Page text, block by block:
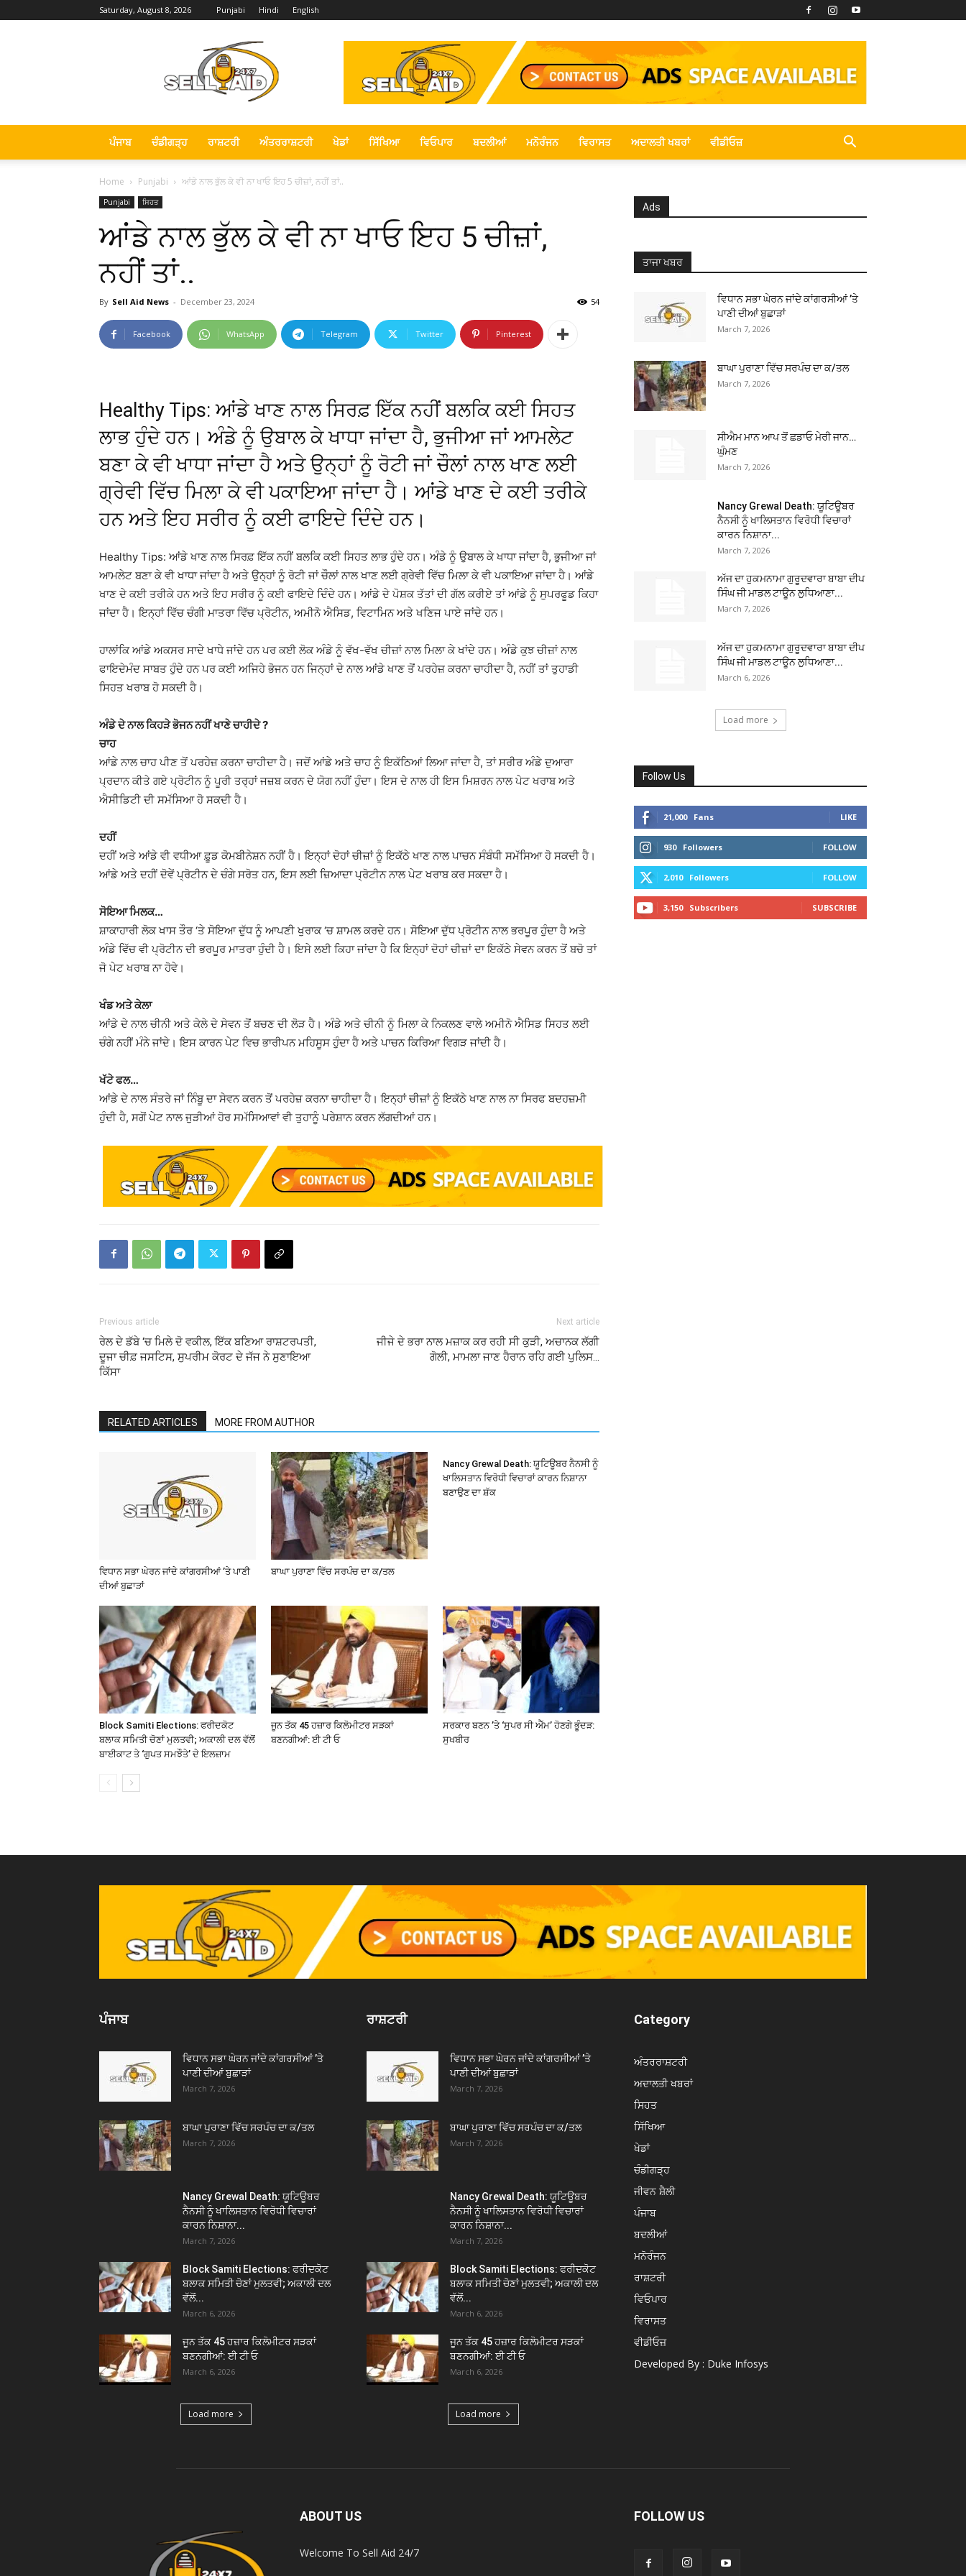
Saturday, August 8, 2026 Punjabi Hindi English
Sell
Aid
News
ਪੰਜਾਬ ਚੰਡੀਗੜ੍ਹ ਰਾਸ਼ਟਰੀ ਅੰਤਰਰਾਸ਼ਟਰੀ ਖੇਡਾਂ ਸਿੱਖਿਆ ਵਿਓਪਾਰ ਬਦਲੀਆਂ ਮਨੋਰੰਜਨ ਵਿਰਾਸਤ ਅਦਾਲਤੀ ਖਬਰਾਂ ਵੀਡੀਓਜ਼
Home Punjabi ਆਂਡੇ ਨਾਲ ਭੁੱਲ ਕੇ ਵੀ ਨਾ ਖਾਓ ਇਹ 5 ਚੀਜ਼ਾਂ, ਨਹੀਂ ਤਾਂ..
Punjabi ਸਿਹਤ
ਆਂਡੇ ਨਾਲ ਭੁੱਲ ਕੇ ਵੀ ਨਾ ਖਾਓ ਇਹ 5 ਚੀਜ਼ਾਂ,
ਨਹੀਂ ਤਾਂ..
By Sell Aid News - December 23, 2024 54
Facebook WhatsApp Telegram Twitter Pinterest
Healthy Tips: ਆਂਡੇ ਖਾਣ ਨਾਲ ਸਿਰਫ਼ ਇੱਕ ਨਹੀਂ ਬਲਕਿ ਕਈ ਸਿਹਤ
ਲਾਭ ਹੁੰਦੇ ਹਨ। ਅੰਡੇ ਨੂੰ ਉਬਾਲ ਕੇ ਖਾਧਾ ਜਾਂਦਾ ਹੈ, ਭੁਜੀਆ ਜਾਂ ਆਮਲੇਟ
ਬਣਾ ਕੇ ਵੀ ਖਾਧਾ ਜਾਂਦਾ ਹੈ ਅਤੇ ਉਨ੍ਹਾਂ ਨੂੰ ਰੋਟੀ ਜਾਂ ਚੌਲਾਂ ਨਾਲ ਖਾਣ ਲਈ
ਗ੍ਰੇਵੀ ਵਿੱਚ ਮਿਲਾ ਕੇ ਵੀ ਪਕਾਇਆ ਜਾਂਦਾ ਹੈ। ਆਂਡੇ ਖਾਣ ਦੇ ਕਈ ਤਰੀਕੇ
ਹਨ ਅਤੇ ਇਹ ਸਰੀਰ ਨੂੰ ਕਈ ਫਾਇਦੇ ਦਿੰਦੇ ਹਨ।
Healthy Tips: ਆਂਡੇ ਖਾਣ ਨਾਲ ਸਿਰਫ਼ ਇੱਕ ਨਹੀਂ ਬਲਕਿ ਕਈ ਸਿਹਤ ਲਾਭ ਹੁੰਦੇ ਹਨ। ਅੰਡੇ ਨੂੰ ਉਬਾਲ ਕੇ ਖਾਧਾ ਜਾਂਦਾ ਹੈ, ਭੁਜੀਆ ਜਾਂ
ਆਮਲੇਟ ਬਣਾ ਕੇ ਵੀ ਖਾਧਾ ਜਾਂਦਾ ਹੈ ਅਤੇ ਉਨ੍ਹਾਂ ਨੂੰ ਰੋਟੀ ਜਾਂ ਚੌਲਾਂ ਨਾਲ ਖਾਣ ਲਈ ਗ੍ਰੇਵੀ ਵਿੱਚ ਮਿਲਾ ਕੇ ਵੀ ਪਕਾਇਆ ਜਾਂਦਾ ਹੈ। ਆਂਡੇ
ਖਾਣ ਦੇ ਕਈ ਤਰੀਕੇ ਹਨ ਅਤੇ ਇਹ ਸਰੀਰ ਨੂੰ ਕਈ ਫਾਇਦੇ ਦਿੰਦੇ ਹਨ। ਆਂਡੇ ਦੇ ਪੋਸ਼ਕ ਤੱਤਾਂ ਦੀ ਗੱਲ ਕਰੀਏ ਤਾਂ ਆਂਡੇ ਨੂੰ ਸੁਪਰਫੂਡ ਕਿਹਾ
ਜਾਂਦਾ ਹੈ। ਇਨ੍ਹਾਂ ਵਿੱਚ ਚੰਗੀ ਮਾਤਰਾ ਵਿੱਚ ਪ੍ਰੋਟੀਨ, ਅਮੀਨੋ ਐਸਿਡ, ਵਿਟਾਮਿਨ ਅਤੇ ਖਣਿਜ ਪਾਏ ਜਾਂਦੇ ਹਨ।
ਹਾਲਾਂਕਿ ਆਂਡੇ ਅਕਸਰ ਸਾਦੇ ਖਾਧੇ ਜਾਂਦੇ ਹਨ ਪਰ ਕਈ ਲੋਕ ਅੰਡੇ ਨੂੰ ਵੱਖ-ਵੱਖ ਚੀਜ਼ਾਂ ਨਾਲ ਮਿਲਾ ਕੇ ਖਾਂਦੇ ਹਨ। ਅੰਡੇ ਕੁਝ ਚੀਜ਼ਾਂ ਨਾਲ
ਫਾਇਦੇਮੰਦ ਸਾਬਤ ਹੁੰਦੇ ਹਨ ਪਰ ਕਈ ਅਜਿਹੇ ਭੋਜਨ ਹਨ ਜਿਨ੍ਹਾਂ ਦੇ ਨਾਲ ਆਂਡੇ ਖਾਣ ਤੋਂ ਪਰਹੇਜ਼ ਕਰਨਾ ਚਾਹੀਦਾ ਹੈ, ਨਹੀਂ ਤਾਂ ਤੁਹਾਡੀ
ਸਿਹਤ ਖਰਾਬ ਹੋ ਸਕਦੀ ਹੈ।
ਅੰਡੇ ਦੇ ਨਾਲ ਕਿਹੜੇ ਭੋਜਨ ਨਹੀਂ ਖਾਣੇ ਚਾਹੀਦੇ ?
ਚਾਹ
ਆਂਡੇ ਨਾਲ ਚਾਹ ਪੀਣ ਤੋਂ ਪਰਹੇਜ਼ ਕਰਨਾ ਚਾਹੀਦਾ ਹੈ। ਜਦੋਂ ਆਂਡੇ ਅਤੇ ਚਾਹ ਨੂੰ ਇਕੱਠਿਆਂ ਲਿਆ ਜਾਂਦਾ ਹੈ, ਤਾਂ ਸਰੀਰ ਅੰਡੇ ਦੁਆਰਾ
ਪ੍ਰਦਾਨ ਕੀਤੇ ਗਏ ਪ੍ਰੋਟੀਨ ਨੂੰ ਪੂਰੀ ਤਰ੍ਹਾਂ ਜਜ਼ਬ ਕਰਨ ਦੇ ਯੋਗ ਨਹੀਂ ਹੁੰਦਾ। ਇਸ ਦੇ ਨਾਲ ਹੀ ਇਸ ਮਿਸ਼ਰਨ ਨਾਲ ਪੇਟ ਖਰਾਬ ਅਤੇ
ਐਸੀਡਿਟੀ ਦੀ ਸਮੱਸਿਆ ਹੋ ਸਕਦੀ ਹੈ।
ਦਹੀਂ
ਦਹੀਂ ਅਤੇ ਆਂਡੇ ਵੀ ਵਧੀਆ ਫ਼ੂਡ ਕੋਮਬੀਨੇਸ਼ਨ ਨਹੀਂ ਹੈ। ਇਨ੍ਹਾਂ ਦੋਹਾਂ ਚੀਜ਼ਾਂ ਨੂੰ ਇਕੱਠੇ ਖਾਣ ਨਾਲ ਪਾਚਨ ਸੰਬੰਧੀ ਸਮੱਸਿਆ ਹੋ ਸਕਦੀ ਹੈ।
ਆਂਡੇ ਅਤੇ ਦਹੀਂ ਦੋਵੇਂ ਪ੍ਰੋਟੀਨ ਦੇ ਚੰਗੇ ਸਰੋਤ ਹਨ, ਇਸ ਲਈ ਜ਼ਿਆਦਾ ਪ੍ਰੋਟੀਨ ਨਾਲ ਪੇਟ ਖਰਾਬ ਕਰ ਸਕਦਾ ਹੈ।
ਸੋਇਆ ਮਿਲਕ…
ਸ਼ਾਕਾਹਾਰੀ ਲੋਕ ਖਾਸ ਤੌਰ ‘ਤੇ ਸੋਇਆ ਦੁੱਧ ਨੂੰ ਆਪਣੀ ਖੁਰਾਕ ‘ਚ ਸ਼ਾਮਲ ਕਰਦੇ ਹਨ। ਸੋਇਆ ਦੁੱਧ ਪ੍ਰੋਟੀਨ ਨਾਲ ਭਰਪੂਰ ਹੁੰਦਾ ਹੈ ਅਤੇ
ਅੰਡੇ ਵਿੱਚ ਵੀ ਪ੍ਰੋਟੀਨ ਦੀ ਭਰਪੂਰ ਮਾਤਰਾ ਹੁੰਦੀ ਹੈ। ਇਸੇ ਲਈ ਕਿਹਾ ਜਾਂਦਾ ਹੈ ਕਿ ਇਨ੍ਹਾਂ ਦੋਹਾਂ ਚੀਜ਼ਾਂ ਦਾ ਇਕੱਠੇ ਸੇਵਨ ਕਰਨ ਤੋਂ ਬਚੋ ਤਾਂ
ਜੋ ਪੇਟ ਖਰਾਬ ਨਾ ਹੋਵੇ।
ਖੰਡ ਅਤੇ ਕੇਲਾ
ਆਂਡੇ ਦੇ ਨਾਲ ਚੀਨੀ ਅਤੇ ਕੇਲੇ ਦੇ ਸੇਵਨ ਤੋਂ ਬਚਣ ਦੀ ਲੋੜ ਹੈ। ਅੰਡੇ ਅਤੇ ਚੀਨੀ ਨੂੰ ਮਿਲਾ ਕੇ ਨਿਕਲਣ ਵਾਲੇ ਅਮੀਨੋ ਐਸਿਡ ਸਿਹਤ ਲਈ
ਚੰਗੇ ਨਹੀਂ ਮੰਨੇ ਜਾਂਦੇ। ਇਸ ਕਾਰਨ ਪੇਟ ਵਿਚ ਭਾਰੀਪਨ ਮਹਿਸੂਸ ਹੁੰਦਾ ਹੈ ਅਤੇ ਪਾਚਨ ਕਿਰਿਆ ਵਿਗੜ ਜਾਂਦੀ ਹੈ।
ਖੱਟੇ ਫਲ…
ਆਂਡੇ ਦੇ ਨਾਲ ਸੰਤਰੇ ਜਾਂ ਨਿੰਬੂ ਦਾ ਸੇਵਨ ਕਰਨ ਤੋਂ ਪਰਹੇਜ਼ ਕਰਨਾ ਚਾਹੀਦਾ ਹੈ। ਇਨ੍ਹਾਂ ਚੀਜ਼ਾਂ ਨੂੰ ਇਕੱਠੇ ਖਾਣ ਨਾਲ ਨਾ ਸਿਰਫ ਬਦਹਜ਼ਮੀ
ਹੁੰਦੀ ਹੈ, ਸਗੋਂ ਪੇਟ ਨਾਲ ਜੁੜੀਆਂ ਹੋਰ ਸਮੱਸਿਆਵਾਂ ਵੀ ਤੁਹਾਨੂੰ ਪਰੇਸ਼ਾਨ ਕਰਨ ਲੱਗਦੀਆਂ ਹਨ।
Previous article
ਰੇਲ ਦੇ ਡੱਬੇ ‘ਚ ਮਿਲੇ ਦੋ ਵਕੀਲ, ਇੱਕ ਬਣਿਆ ਰਾਸ਼ਟਰਪਤੀ,
ਦੂਜਾ ਚੀਫ਼ ਜਸਟਿਸ, ਸੁਪਰੀਮ ਕੋਰਟ ਦੇ ਜੱਜ ਨੇ ਸੁਣਾਇਆ
ਕਿੱਸਾ
Next article
ਜੀਜੇ ਦੇ ਭਰਾ ਨਾਲ ਮਜ਼ਾਕ ਕਰ ਰਹੀ ਸੀ ਕੁੜੀ, ਅਚਾਨਕ ਲੱਗੀ
ਗੋਲੀ, ਮਾਮਲਾ ਜਾਣ ਹੈਰਾਨ ਰਹਿ ਗਈ ਪੁਲਿਸ…
RELATED ARTICLES MORE FROM AUTHOR
ਵਿਧਾਨ ਸਭਾ ਘੇਰਨ ਜਾਂਦੇ ਕਾਂਗਰਸੀਆਂ ’ਤੇ ਪਾਣੀ
ਦੀਆਂ ਬੁਛਾੜਾਂ
ਬਾਘਾ ਪੁਰਾਣਾ ਵਿੱਚ ਸਰਪੰਚ ਦਾ ਕ/ਤਲ
Nancy Grewal Death: ਯੂਟਿਊਬਰ ਨੈਨਸੀ ਨੂੰ
ਖਾਲਿਸਤਾਨ ਵਿਰੋਧੀ ਵਿਚਾਰਾਂ ਕਾਰਨ ਨਿਸ਼ਾਨਾ
ਬਣਾਉਣ ਦਾ ਸ਼ੱਕ
Block Samiti Elections: ਫਰੀਦਕੋਟ
ਬਲਾਕ ਸਮਿਤੀ ਚੋਣਾਂ ਮੁਲਤਵੀ; ਅਕਾਲੀ ਦਲ ਵੱਲੋਂ
ਬਾਈਕਾਟ ਤੇ ‘ਗੁਪਤ ਸਮਝੌਤੇ’ ਦੇ ਇਲਜ਼ਾਮ
ਜੂਨ ਤੱਕ 45 ਹਜ਼ਾਰ ਕਿਲੋਮੀਟਰ ਸੜਕਾਂ
ਬਣਨਗੀਆਂ: ਈ ਟੀ ਓ
ਸਰਕਾਰ ਬਣਨ ’ਤੇ ‘ਸੁਪਰ ਸੀ ਐੱਮ’ ਹੋਣਗੇ ਭੂੰਦੜ:
ਸੁਖਬੀਰ
Ads
ਤਾਜਾ ਖਬਰ
ਵਿਧਾਨ ਸਭਾ ਘੇਰਨ ਜਾਂਦੇ ਕਾਂਗਰਸੀਆਂ ’ਤੇ
ਪਾਣੀ ਦੀਆਂ ਬੁਛਾੜਾਂ
March 7, 2026
ਬਾਘਾ ਪੁਰਾਣਾ ਵਿੱਚ ਸਰਪੰਚ ਦਾ ਕ/ਤਲ
March 7, 2026
ਸੀਐਮ ਮਾਨ ਆਪ ਤੋਂ ਛਡਾਓ ਮੇਰੀ ਜਾਨ…
ਘੁੰਮਣ
March 7, 2026
Nancy Grewal Death: ਯੂਟਿਊਬਰ
ਨੈਨਸੀ ਨੂੰ ਖਾਲਿਸਤਾਨ ਵਿਰੋਧੀ ਵਿਚਾਰਾਂ
ਕਾਰਨ ਨਿਸ਼ਾਨਾ...
March 7, 2026
ਅੱਜ ਦਾ ਹੁਕਮਨਾਮਾ ਗੁਰੂਦਵਾਰਾ ਬਾਬਾ ਦੀਪ
ਸਿੰਘ ਜੀ ਮਾਡਲ ਟਾਊਨ ਲੁਧਿਆਣਾ...
March 7, 2026
ਅੱਜ ਦਾ ਹੁਕਮਨਾਮਾ ਗੁਰੂਦਵਾਰਾ ਬਾਬਾ ਦੀਪ
ਸਿੰਘ ਜੀ ਮਾਡਲ ਟਾਊਨ ਲੁਧਿਆਣਾ...
March 6, 2026
Load more
Follow Us
21,000 Fans LIKE
930 Followers FOLLOW
2,010 Followers FOLLOW
3,150 Subscribers SUBSCRIBE
ਪੰਜਾਬ
ਵਿਧਾਨ ਸਭਾ ਘੇਰਨ ਜਾਂਦੇ ਕਾਂਗਰਸੀਆਂ ’ਤੇ
ਪਾਣੀ ਦੀਆਂ ਬੁਛਾੜਾਂ
March 7, 2026
ਬਾਘਾ ਪੁਰਾਣਾ ਵਿੱਚ ਸਰਪੰਚ ਦਾ ਕ/ਤਲ
March 7, 2026
Nancy Grewal Death: ਯੂਟਿਊਬਰ
ਨੈਨਸੀ ਨੂੰ ਖਾਲਿਸਤਾਨ ਵਿਰੋਧੀ ਵਿਚਾਰਾਂ
ਕਾਰਨ ਨਿਸ਼ਾਨਾ...
March 7, 2026
Block Samiti Elections: ਫਰੀਦਕੋਟ
ਬਲਾਕ ਸਮਿਤੀ ਚੋਣਾਂ ਮੁਲਤਵੀ; ਅਕਾਲੀ ਦਲ
ਵੱਲੋਂ...
March 6, 2026
ਜੂਨ ਤੱਕ 45 ਹਜ਼ਾਰ ਕਿਲੋਮੀਟਰ ਸੜਕਾਂ
ਬਣਨਗੀਆਂ: ਈ ਟੀ ਓ
March 6, 2026
Load more
ਰਾਸ਼ਟਰੀ
ਵਿਧਾਨ ਸਭਾ ਘੇਰਨ ਜਾਂਦੇ ਕਾਂਗਰਸੀਆਂ ’ਤੇ
ਪਾਣੀ ਦੀਆਂ ਬੁਛਾੜਾਂ
March 7, 2026
ਬਾਘਾ ਪੁਰਾਣਾ ਵਿੱਚ ਸਰਪੰਚ ਦਾ ਕ/ਤਲ
March 7, 2026
Nancy Grewal Death: ਯੂਟਿਊਬਰ
ਨੈਨਸੀ ਨੂੰ ਖਾਲਿਸਤਾਨ ਵਿਰੋਧੀ ਵਿਚਾਰਾਂ
ਕਾਰਨ ਨਿਸ਼ਾਨਾ...
March 7, 2026
Block Samiti Elections: ਫਰੀਦਕੋਟ
ਬਲਾਕ ਸਮਿਤੀ ਚੋਣਾਂ ਮੁਲਤਵੀ; ਅਕਾਲੀ ਦਲ
ਵੱਲੋਂ...
March 6, 2026
ਜੂਨ ਤੱਕ 45 ਹਜ਼ਾਰ ਕਿਲੋਮੀਟਰ ਸੜਕਾਂ
ਬਣਨਗੀਆਂ: ਈ ਟੀ ਓ
March 6, 2026
Load more
Category
ਅੰਤਰਰਾਸ਼ਟਰੀ
ਅਦਾਲਤੀ ਖਬਰਾਂ
ਸਿਹਤ
ਸਿੱਖਿਆ
ਖੇਡਾਂ
ਚੰਡੀਗੜ੍ਹ
ਜੀਵਨ ਸ਼ੈਲੀ
ਪੰਜਾਬ
ਬਦਲੀਆਂ
ਮਨੋਰੰਜਨ
ਰਾਸ਼ਟਰੀ
ਵਿਓਪਾਰ
ਵਿਰਾਸਤ
ਵੀਡੀਓਜ਼
Developed By : Duke Infosys
ABOUT US
Welcome To Sell Aid 24/7
FOLLOW US